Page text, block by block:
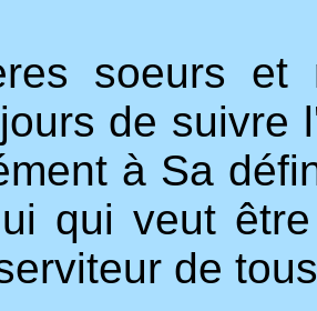
soeurs et
de suivre
à Sa
qui veut
de